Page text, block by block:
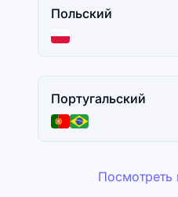
Польский
Португальский
Посмотреть